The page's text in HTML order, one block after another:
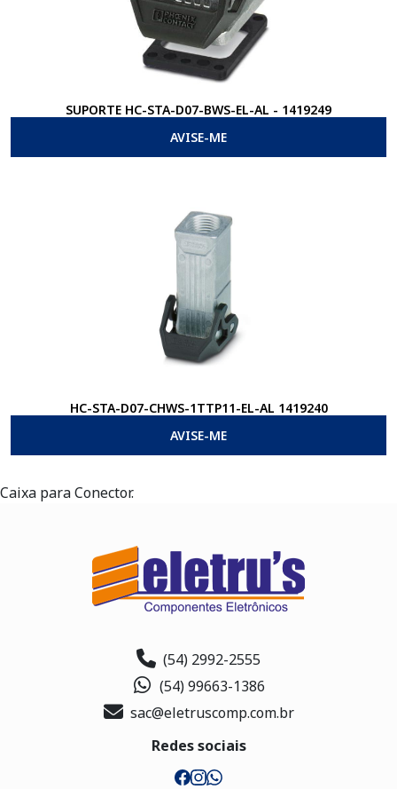
SUPORTE HC-STA-D07-BWS-EL-AL - 1419249
AVISE-ME
HC-STA-D07-CHWS-1TTP11-EL-AL 1419240
AVISE-ME
Caixa para Conector.
(54) 2992-2555
(54) 99663-1386
sac@eletruscomp.com.br
Redes sociais